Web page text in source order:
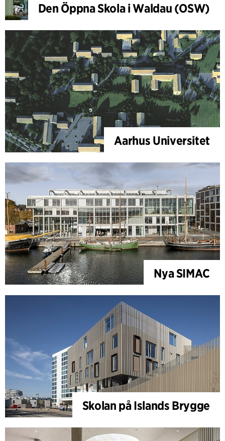
Den Öppna Skola i Waldau (OSW)
Aarhus Universitet
Nya SIMAC
Skolan på Islands Brygge